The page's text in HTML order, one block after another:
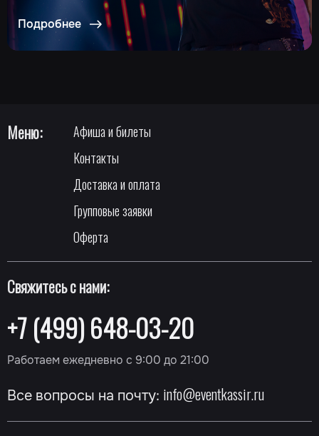
Подробнее
Свяжитесь с нами:
+7 (499) 648-03-20
Работаем ежедневно с 9:00 до 21:00
Все вопросы на почту: info@eventkassir.ru
Меню:
Афиша и билеты
Контакты
Доставка и оплата
Групповые заявки
Оферта